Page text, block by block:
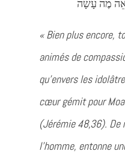
מֶה עָשָׂה
« Bien plus encore,
animés de
qu’envers les
cœur gémit pour
(Jérémie 48,36). De
l’homme, entonne